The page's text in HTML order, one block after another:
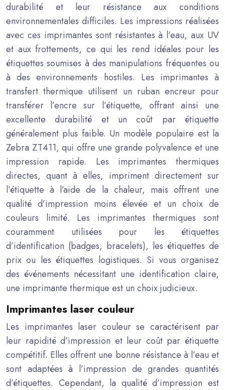
durabilité et leur résistance aux conditions
environnementales difficiles. Les impressions réalisées
avec ces imprimantes sont résistantes à l’eau, aux UV
et aux frottements, ce qui les rend idéales pour les
étiquettes soumises à des manipulations fréquentes ou
à des environnements hostiles. Les imprimantes à
transfert thermique utilisent un ruban encreur pour
transférer l’encre sur l’étiquette, offrant ainsi une
excellente durabilité et un coût par étiquette
généralement plus faible. Un modèle populaire est la
Zebra ZT411, qui offre une grande polyvalence et une
impression rapide. Les imprimantes thermiques
directes, quant à elles, impriment directement sur
l’étiquette à l’aide de la chaleur, mais offrent une
qualité d’impression moins élevée et un choix de
couleurs limité. Les imprimantes thermiques sont
couramment utilisées pour les étiquettes
d’identification (badges, bracelets), les étiquettes de
prix ou les étiquettes logistiques. Si vous organisez
des événements nécessitant une identification claire,
une imprimante thermique est un choix judicieux.
Imprimantes laser couleur
Les imprimantes laser couleur se caractérisent par
leur rapidité d’impression et leur coût par étiquette
compétitif. Elles offrent une bonne résistance à l’eau et
sont adaptées à l’impression de grandes quantités
d’étiquettes. Cependant, la qualité d’impression est